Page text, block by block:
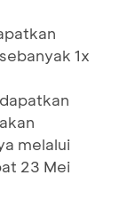
1x
melalui
23 Mei